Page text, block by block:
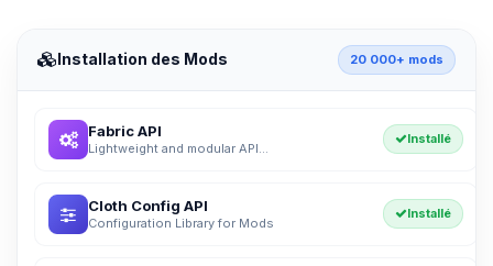
Installation des Mods 20 000+ mods
Fabric API
Lightweight and modular API...
Installé
Cloth Config API
Configuration Library for Mods
Installé